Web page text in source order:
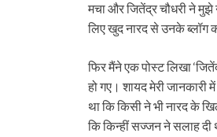
मचा और जितेंद्र चौधरी ने मुझे
लिए खुद नारद से उनके ब्‍लॉग
फिर मैंने एक पोस्‍ट लिखा
हो गए। शायद मेरी जानकारी
था कि किसी ने भी नारद के
कि किन्‍हीं सज्‍जन ने सलाह दी